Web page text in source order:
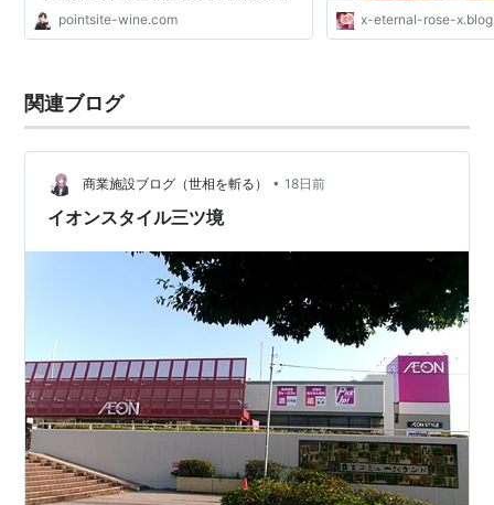
pointsite-wine.com x-eternal-rose-
関連ブログ
商業施設ブログ（世相を斬る） • 18日前
イオンスタイル三ツ境